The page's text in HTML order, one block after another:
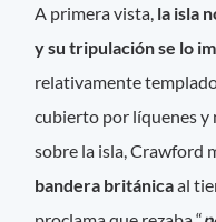
A primera vista, la isla
y su tripulación se lo
relativamente
cubierto por líquenes y
sobre la isla, Crawford
bandera británicaal